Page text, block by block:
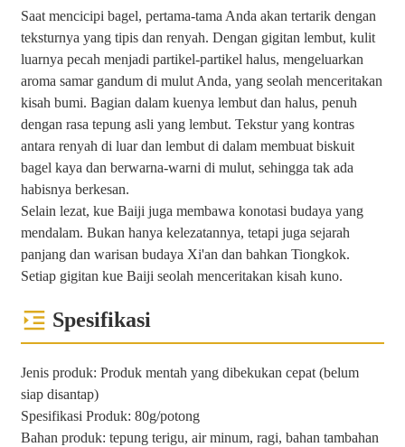
Saat mencicipi bagel, pertama-tama Anda akan tertarik dengan
teksturnya yang tipis dan renyah. Dengan gigitan lembut, kulit
luarnya pecah menjadi partikel-partikel halus, mengeluarkan
aroma samar gandum di mulut Anda, yang seolah menceritakan
kisah bumi. Bagian dalam kuenya lembut dan halus, penuh
dengan rasa tepung asli yang lembut. Tekstur yang kontras
antara renyah di luar dan lembut di dalam membuat biskuit
bagel kaya dan berwarna-warni di mulut, sehingga tak ada
habisnya berkesan.
Selain lezat, kue Baiji juga membawa konotasi budaya yang
mendalam. Bukan hanya kelezatannya, tetapi juga sejarah
panjang dan warisan budaya Xi'an dan bahkan Tiongkok.
Setiap gigitan kue Baiji seolah menceritakan kisah kuno.
Spesifikasi
Jenis produk: Produk mentah yang dibekukan cepat (belum
siap disantap)
Spesifikasi Produk: 80g/potong
Bahan produk: tepung terigu, air minum, ragi, bahan tambahan